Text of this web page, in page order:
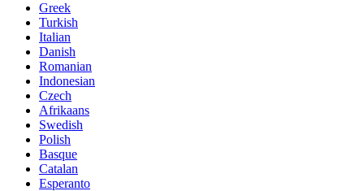
Greek
Turkish
Italian
Danish
Romanian
Indonesian
Czech
Afrikaans
Swedish
Polish
Basque
Catalan
Esperanto